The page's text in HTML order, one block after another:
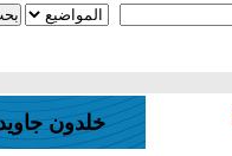
خلدون